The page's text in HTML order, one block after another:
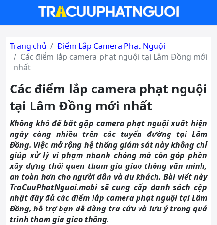
Trang chủ
Điểm Lắp Camera Phạt Nguội
Các điểm lắp camera phạt nguội tại Lâm Đồng mới
nhất
Các điểm lắp camera phạt nguội
tại Lâm Đồng mới nhất
Không khó để bắt gặp camera phạt nguội xuất hiện
ngày càng nhiều trên các tuyến đường tại Lâm
Đồng. Việc mở rộng hệ thống giám sát này không chỉ
giúp xử lý vi phạm nhanh chóng mà còn góp phần
xây dựng thói quen tham gia giao thông văn minh,
an toàn hơn cho người dân và du khách. Bài viết này
TraCuuPhatNguoi.mobi sẽ cung cấp danh sách cập
nhật đầy đủ các điểm lắp camera phạt nguội tại Lâm
Đồng, hỗ trợ bạn dễ dàng tra cứu và lưu ý trong quá
trình tham gia giao thông.